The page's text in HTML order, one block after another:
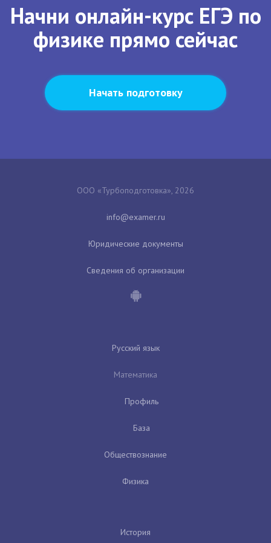
Начни онлайн-курс ЕГЭ по
физике прямо сейчас
Начать подготовку
ООО «Турбоподготовка», 2026
Юридические документы
Сведения об организации
Русский язык
Математика
Профиль
База
Обществознание
Физика
История